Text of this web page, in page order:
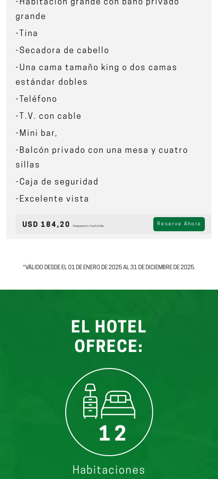
-Habitación grande con baño privado
grande
-Tina
-Secadora de cabello
-Una cama tamaño king o dos camas
estándar dobles
-Teléfono
-T.V. con cable
-Mini bar,
-Balcón privado con una mesa y cuatro
sillas
-Caja de seguridad
-Excelente vista
USD 184,20 Impuesto Incluido Reserve Ahora
*VÁLIDO DESDE EL 01 DE ENERO DE 2025 AL 31 DE DICIEMBRE DE 2025.
EL HOTEL
OFRECE:
Habitaciones